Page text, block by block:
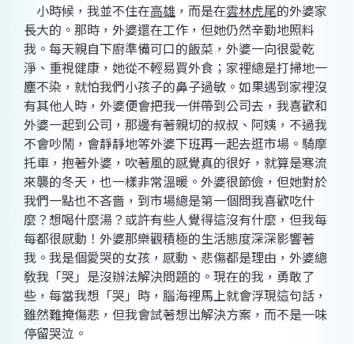
小時候，我並不住在高雄 ，而是在雲林虎尾的外婆家
長大的。那時，外婆還在工作，但她仍然辛勤地照料
我。每天親自下廚準備可口的飯菜，外婆一向很愛乾
淨、重視健康，她從不輕易買外食；家裡總是打掃地一
塵不染，就怕我們小孩子的鼻子過敏。如果遇到家裡沒
有其他人時，外婆便會把我一併帶到公司去，我喜歡和
外婆一起到公司，那邊有著親切的叔叔、阿姨，不過我
不會吵鬧，會靜靜地等外婆下班再一起去逛市場。騎摩
托車，抱著外婆，吹著風的感覺真的很好，就算是寒流
來襲的冬天，也一樣非常溫暖。外婆很節儉，但她對於
我們一點也不吝嗇，到市場總是第一個問我喜歡吃什
麼？想喝什麼湯？或許有些人覺得這沒有什麼，但我每
每都很感動！外婆那樂觀積極的生活態度深深影響著
我。我是個愛哭的女孩，感動、悲傷都是理由，外婆總
敎我「哭」是沒辦法解決問題的。現在的我，勇敢了
些，每當我想「哭」時，腦海裡馬上就會浮現這句話，
雖然難掩傷悲，但我會試著想出解決方案，而不是一味
停留哭泣。